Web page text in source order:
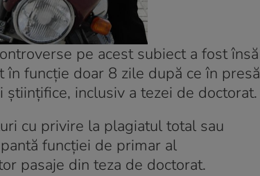
pe acest subiect a fost însă
funcție doar 8 zile după ce în presă
inclusiv a tezei de doctorat.
cu privire la plagiatul total sau
funcției de primar al
pasaje din teza de doctorat.